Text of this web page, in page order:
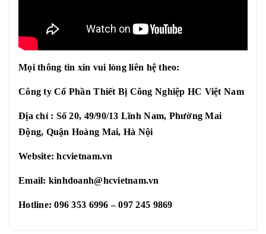
Mọi thông tin xin vui lòng liên hệ theo:
Công ty Cổ Phần Thiết Bị Công Nghiệp HC Việt Nam
Địa chỉ : Số 20, 49/90/13 Lĩnh Nam, Phường Mai
Động, Quận Hoàng Mai, Hà Nội
Website:hcvietnam.vn
Email: kinhdoanh@hcvietnam.vn
Hotline: 096 353 6996 – 097 245 9869